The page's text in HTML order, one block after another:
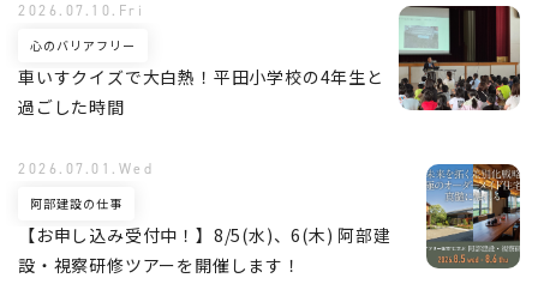
車いすクイズで大白熱！平田小学校の4年生と
過ごした時間
心のバリアフリー
2026.07.10.Fri
【お申し込み受付中！】8/5(水)、6(木) 阿部建
設・視察研修ツアーを開催します！
阿部建設の仕事
2026.07.01.Wed